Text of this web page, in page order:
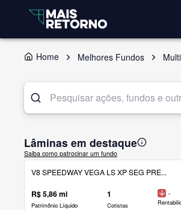
Home Melhores Fundos
Lâminas em destaque
Saiba como patrocinar um fundo
V8 SPEEDWAY VEGA LS XP SEG PRE...
R$ 5,86 mi
Patrimônio Líquido
1
Cotistas
-